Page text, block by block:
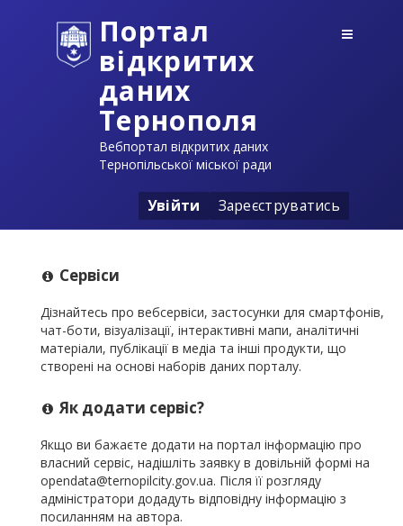
Портал
відкритих
даних
Тернополя
Вебпортал відкритих даних
Тернопільської міської ради
Увійти Зареєструватись
Сервіси
Дізнайтесь про вебсервіси, застосунки для смартфонів,
чат-боти, візуалізації, інтерактивні мапи, аналітичні
матеріали, публікації в медіа та інші продукти, що
створені на основі наборів даних порталу.
Як додати сервіс?
Якщо ви бажаєте додати на портал інформацію про
власний сервіс, надішліть заявку в довільній формі на
opendata@ternopilcity.gov.ua. Після її розгляду
адміністратори додадуть відповідну інформацію з
посиланням на автора.